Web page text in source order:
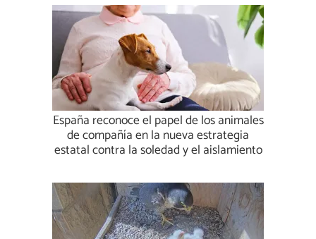
España reconoce el papel de los animales
de compañía en la nueva estrategia
estatal contra la soledad y el aislamiento